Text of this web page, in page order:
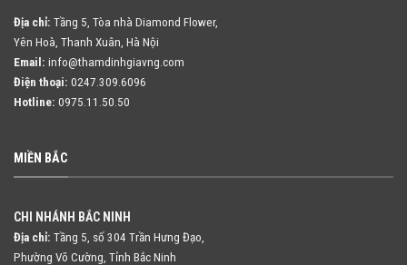
Địa chỉ: Tầng 5, Tòa nhà Diamond Flower,
Yên Hoà, Thanh Xuân, Hà Nội
Email: info@thamdinhgiavng.com
Điện thoại: 0247.309.6096
Hotline: 0975.11.50.50
MIỀN BẮC
CHI NHÁNH BẮC NINH
Địa chỉ: Tầng 5, số 304 Trần Hưng Đạo,
Phường Võ Cường, Tỉnh Bắc Ninh